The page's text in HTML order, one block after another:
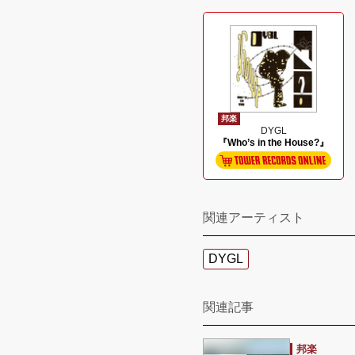
邦楽
DYGL
『Who’s in the House?』
関連アーティスト
DYGL
関連記事
邦楽